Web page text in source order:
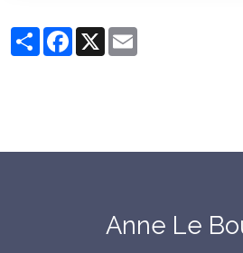
PartagerFacebook
X
Anne Le